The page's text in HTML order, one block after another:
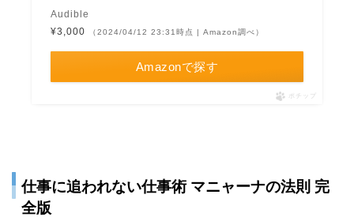
Audible
¥3,000
（2024/04/12 23:31時点 | Amazon調べ）
Amazonで探す
ポチップ
仕事に追われない仕事術 マニャーナの法則 完
全版